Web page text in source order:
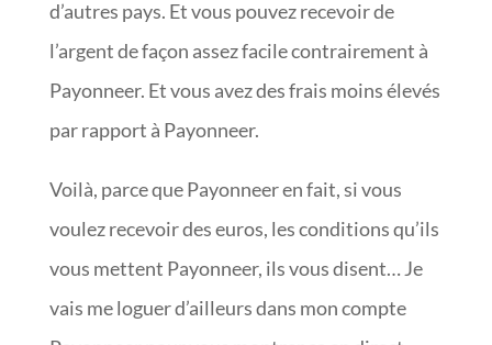
d’autres pays. Et vous pouvez recevoir de
l’argent de façon assez facile contrairement à
Payonneer. Et vous avez des frais moins élevés
par rapport à Payonneer.
Voilà, parce que Payonneer en fait, si vous
voulez recevoir des euros, les conditions qu’ils
vous mettent Payonneer, ils vous disent… Je
vais me loguer d’ailleurs dans mon compte